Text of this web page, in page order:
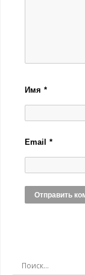
Имя*
Email*